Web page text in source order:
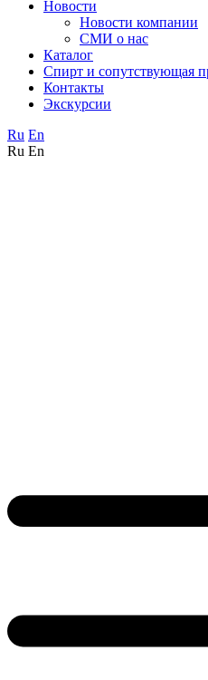
Новости
Новости компании
СМИ о нас
Каталог
Спирт и сопутствующая
Контакты
Экскурсии
Ru En
Ru En